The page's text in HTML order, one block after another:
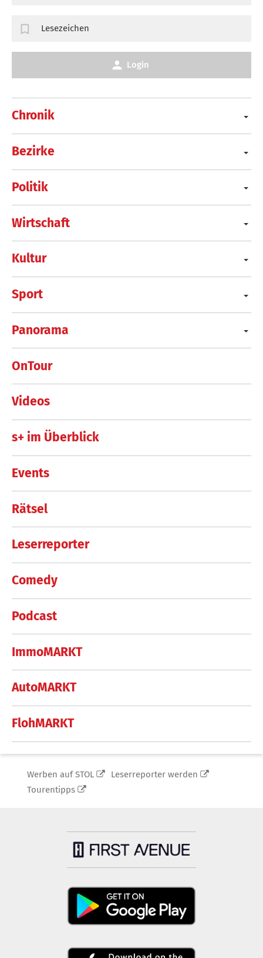
Chronik
Bezirke
Politik
Wirtschaft
Kultur
Sport
Panorama
OnTour
Videos
s+ im Überblick
Events
Rätsel
Leserreporter
Comedy
Podcast
ImmoMARKT
AutoMARKT
FlohMARKT
Lesezeichen
Login
Werben auf STOL
Leserreporter werden
Tourentipps